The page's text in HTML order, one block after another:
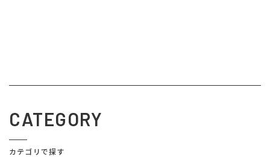
CATEGORY
カテゴリで探す